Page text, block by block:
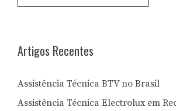
Artigos Recentes
Assistência Técnica BTV no Brasil
Assistência Técnica Electrolux em